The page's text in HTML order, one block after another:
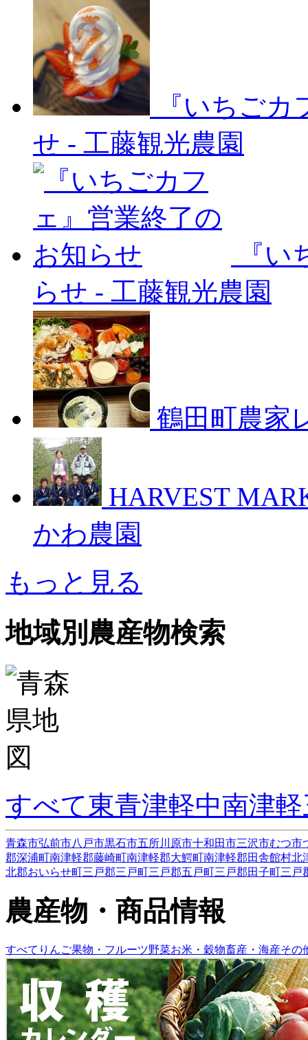
『いちご
せ - 工藤観光農園
『
らせ - 工藤観光農園
鶴田町農家
HARVEST
かわ農園
もっと見る
地域別農産物検索
すべて東青津軽中南津軽
青森市弘前市八戸市黒石市五所川原市十和田市三沢市むつ市
郡深浦町南津軽郡藤崎町南津軽郡大鰐町南津軽郡田舎館村北
北郡おいらせ町三戸郡三戸町三戸郡五戸町三戸郡田子町三戸
農産物・商品情報
すべて りんご果物・フルーツ野菜お米・穀物畜産・海産その